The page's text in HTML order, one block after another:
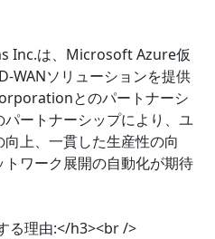
Inc.は、Microsoft Azure仮
WANソリューションを提供
とのパートナーシ
ートナーシップにより、ユ
上、一貫した生産性の向
ワーク展開の自動化が期待
る理由:</h3><br />